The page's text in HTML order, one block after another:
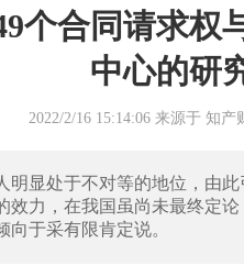
合同请求权
中心的研
2022/2/16 15:14:06 来源于 知产
明显处于不对等的地位，由
效力，在我国虽尚未最终定
于采有限肯定说。